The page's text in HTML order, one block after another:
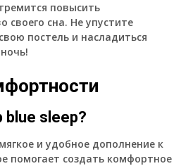
повысить
своего сна. Не упустите
постель и насладиться
blue sleep?
и удобное дополнение к
помогает создать комфортное